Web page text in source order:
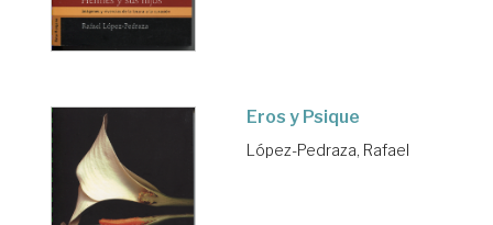
Eros y Psique
López-Pedraza, Rafael